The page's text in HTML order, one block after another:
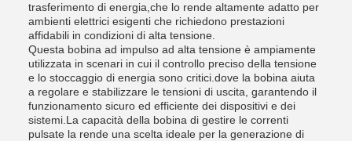
trasferimento di energia,che lo rende altamente adatto per
ambienti elettrici esigenti che richiedono prestazioni
affidabili in condizioni di alta tensione.
Questa bobina ad impulso ad alta tensione è ampiamente
utilizzata in scenari in cui il controllo preciso della tensione
e lo stoccaggio di energia sono critici.dove la bobina aiuta
a regolare e stabilizzare le tensioni di uscita, garantendo il
funzionamento sicuro ed efficiente dei dispositivi e dei
sistemi.La capacità della bobina di gestire le correnti
pulsate la rende una scelta ideale per la generazione di